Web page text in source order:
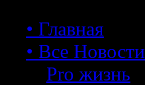
• Главная
• Все Новости
Pro жизнь